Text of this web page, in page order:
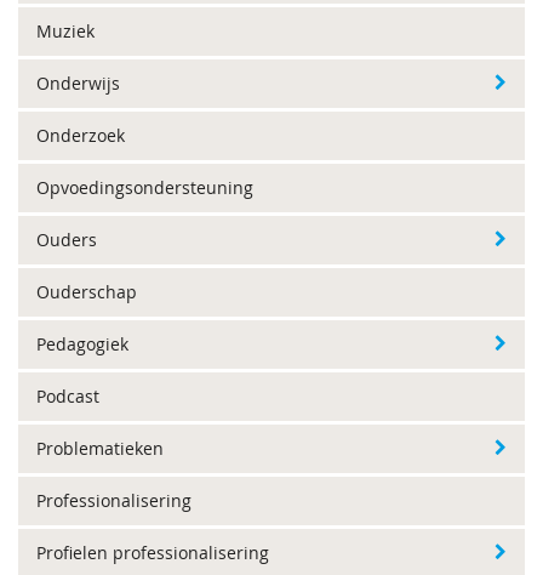
Muziek
Onderwijs
Onderzoek
Opvoedingsondersteuning
Ouders
Ouderschap
Pedagogiek
Podcast
Problematieken
Professionalisering
Profielen professionalisering